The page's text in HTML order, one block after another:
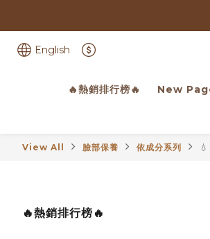
English
🔥熱銷排行榜🔥 New
View All 臉部保養 依成分系列
🔥熱銷排行榜🔥